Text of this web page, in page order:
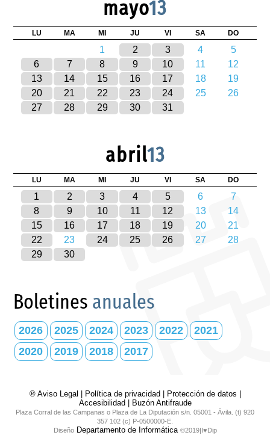
mayo13
LU MA MI JU VI SA DO
1 2 3 4
5
6
7 8 9 10 11
12
13
14 15 16 17 18
19
20
21 22 23 24 25
26
27
28 29 30 31
abril13
LU MA MI JU VI SA DO
1 2 3 4 5 6
7
8
9 10 11 12 13
14
15
16 17 18 19 20
21
22
23 24 25 26 27
28
29
30
Boletines anuales
2026 2025 2024 2023 2022
2021
2020
2019 2018 2017
® Aviso Legal Política de privacidad Protección de datos
Accesibilidad
Buzón Antifraude
Plaza Corral de las Campanas o Plaza de La Diputación s/n. 05001 - Ávila. (t) 920
357 102 (c) P-0500000-E.
DiseñoDepartamento de Informática ©2019|I♥Dip